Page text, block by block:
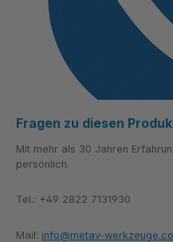
Fragen zu diesen
Mit mehr als 30 Jahren
persönlich.
Tel.: +49 2822 7131930
Mail: info@metav-